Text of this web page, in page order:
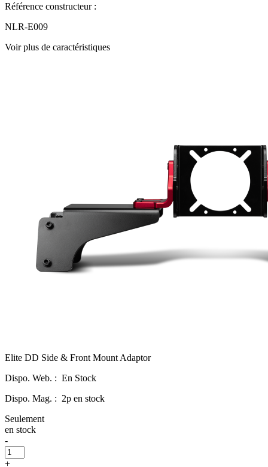
Référence constructeur :
NLR-E009
Voir plus de caractéristiques
Elite DD Side & Front Mount Adaptor
Dispo. Web. : En Stock
Dispo. Mag. : 2p en stock
Seulement
en stock
-
+